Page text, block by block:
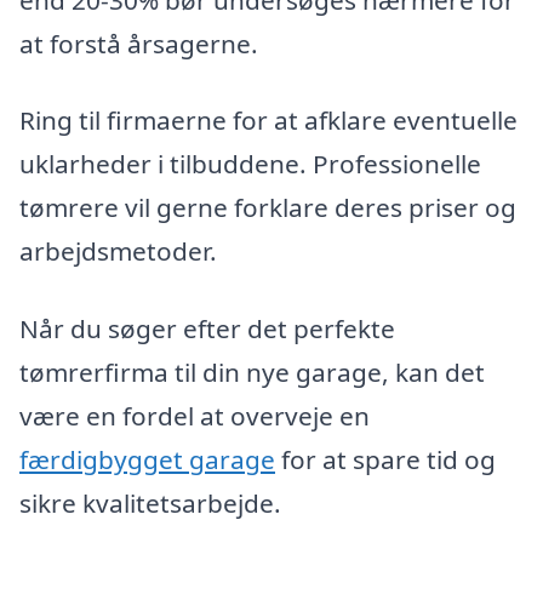
at forstå årsagerne.
Ring til firmaerne for at afklare eventuelle
uklarheder i tilbuddene. Professionelle
tømrere vil gerne forklare deres priser og
arbejdsmetoder.
Når du søger efter det perfekte
tømrerfirma til din nye garage, kan det
være en fordel at overveje en
færdigbygget garage for at spare tid og
sikre kvalitetsarbejde.